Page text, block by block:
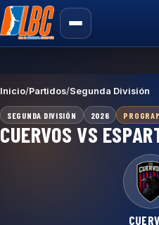
Saltar
al
contenido
Inicio/Partidos/Segunda División
SEGUNDA DIVISIÓN 2026
CUERVOS VS